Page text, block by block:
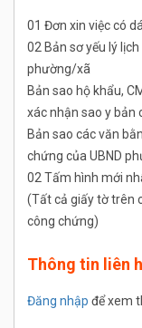
01 Đơn xin việc có
02 Bản sơ yếu lý
phường/xã
Bản sao hộ khẩu,
xác nhận sao y bản
Bản sao các văn
chứng của UBND
02 Tấm hình mới
(Tất cả giấy tờ trên
công chứng)
Thông tin liên
Đăng nhập để xem